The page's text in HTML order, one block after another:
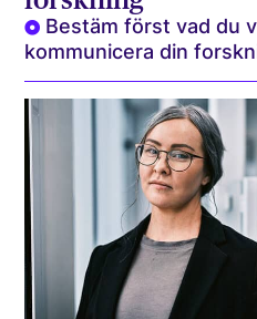
Bestäm först vad du
kommunicera din